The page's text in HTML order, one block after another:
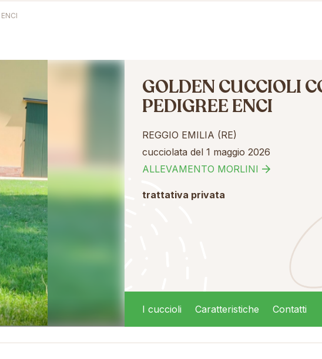
GOLDEN CUCCIOLI
PEDIGREE ENCI
REGGIO EMILIA (RE)
cucciolata del 1 maggio 2026
ALLEVAMENTO MORLINI
trattativa privata
I cuccioli Caratteristiche Contatti